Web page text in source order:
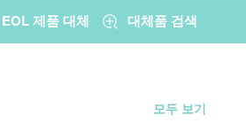
EOL 제품 대체 대체품 검색
모두 보기